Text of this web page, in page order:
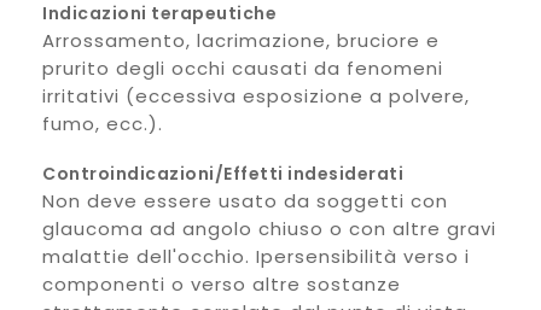
Indicazioni terapeutiche
Arrossamento, lacrimazione, bruciore e
prurito degli occhi causati da fenomeni
irritativi (eccessiva esposizione a polvere,
fumo, ecc.).
Controindicazioni/Effetti indesiderati
Non deve essere usato da soggetti con
glaucoma ad angolo chiuso o con altre gravi
malattie dell'occhio. Ipersensibilità verso i
componenti o verso altre sostanze